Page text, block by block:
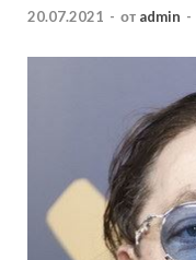
20.07.2021 - от admin -